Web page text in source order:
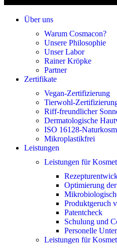
Über uns
Warum Cosmacon?
Unsere Philosophie
Unser Labor
Rainer Kröpke
Partner
Zertifikate
Vegan-Zertifizierung
Tierwohl-
Riff-freundlicher
Dermatologische
ISO 16128-
Mikroplastikfrei
Leistungen
Leistungen für
Optimierung
Produktgeruch
Patentcheck
Schulung und
Personelle
Leistungen für